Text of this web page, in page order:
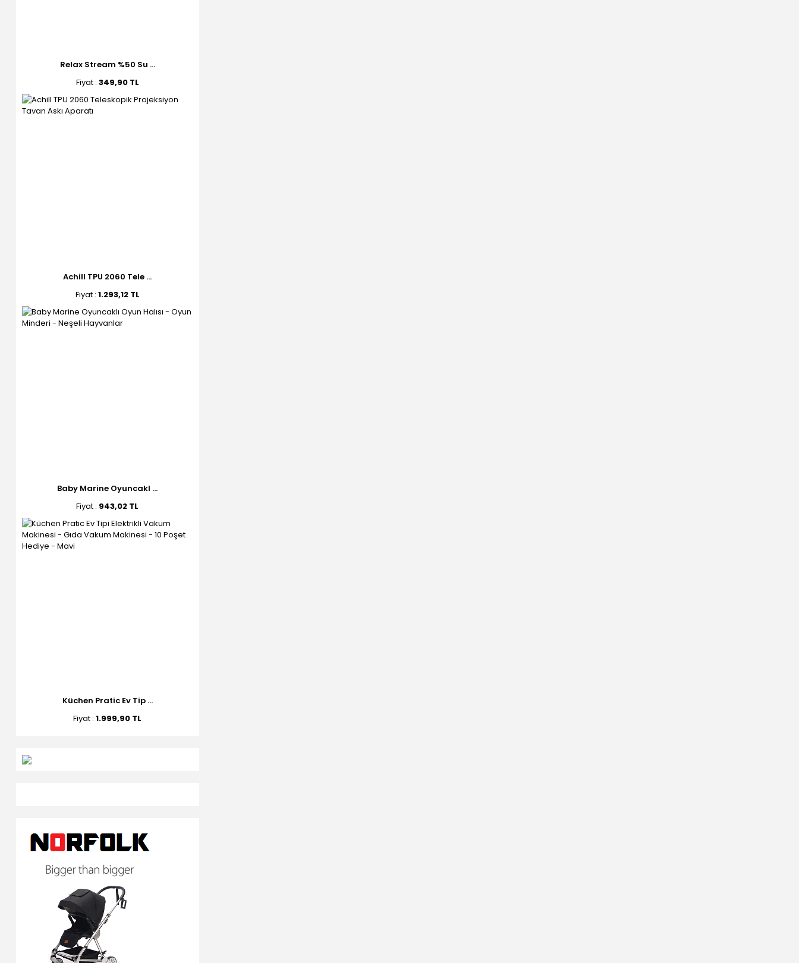
Relax Stream %50 Su ...
Fiyat : 349,90 TL
Achill TPU 2060 Tele ...
Fiyat : 1.293,12 TL
Baby Marine Oyuncakl ...
Fiyat : 943,02 TL
Küchen Pratic Ev Tip ...
Fiyat :1.999,90 TL